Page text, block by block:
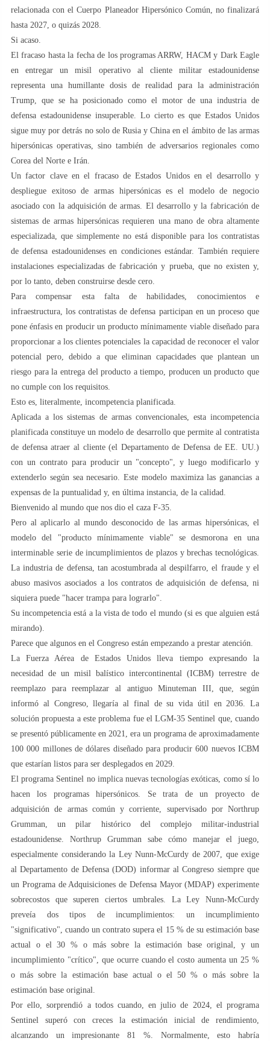
relacionada con el Cuerpo Planeador Hipersónico Común, no finalizará
hasta 2027, o quizás 2028.
Si acaso.
El fracaso hasta la fecha de los programas ARRW, HACM y Dark Eagle
en entregar un misil operativo al cliente militar estadounidense
representa una humillante dosis de realidad para la administración
Trump, que se ha posicionado como el motor de una industria de
defensa estadounidense insuperable. Lo cierto es que Estados Unidos
sigue muy por detrás no solo de Rusia y China en el ámbito de las armas
hipersónicas operativas, sino también de adversarios regionales como
Corea del Norte e Irán.
Un factor clave en el fracaso de Estados Unidos en el desarrollo y
despliegue exitoso de armas hipersónicas es el modelo de negocio
asociado con la adquisición de armas. El desarrollo y la fabricación de
sistemas de armas hipersónicas requieren una mano de obra altamente
especializada, que simplemente no está disponible para los contratistas
de defensa estadounidenses en condiciones estándar. También requiere
instalaciones especializadas de fabricación y prueba, que no existen y,
por lo tanto, deben construirse desde cero.
Para compensar esta falta de habilidades, conocimientos e
infraestructura, los contratistas de defensa participan en un proceso que
pone énfasis en producir un producto mínimamente viable diseñado para
proporcionar a los clientes potenciales la capacidad de reconocer el valor
potencial pero, debido a que eliminan capacidades que plantean un
riesgo para la entrega del producto a tiempo, producen un producto que
no cumple con los requisitos.
Esto es, literalmente, incompetencia planificada.
Aplicada a los sistemas de armas convencionales, esta incompetencia
planificada constituye un modelo de desarrollo que permite al contratista
de defensa atraer al cliente (el Departamento de Defensa de EE. UU.)
con un contrato para producir un "concepto", y luego modificarlo y
extenderlo según sea necesario. Este modelo maximiza las ganancias a
expensas de la puntualidad y, en última instancia, de la calidad.
Bienvenido al mundo que nos dio el caza F-35.
Pero al aplicarlo al mundo desconocido de las armas hipersónicas, el
modelo del "producto mínimamente viable" se desmorona en una
interminable serie de incumplimientos de plazos y brechas tecnológicas.
La industria de defensa, tan acostumbrada al despilfarro, el fraude y el
abuso masivos asociados a los contratos de adquisición de defensa, ni
siquiera puede "hacer trampa para lograrlo".
Su incompetencia está a la vista de todo el mundo (si es que alguien está
mirando).
Parece que algunos en el Congreso están empezando a prestar atención.
La Fuerza Aérea de Estados Unidos lleva tiempo expresando la
necesidad de un misil balístico intercontinental (ICBM) terrestre de
reemplazo para reemplazar al antiguo Minuteman III, que, según
informó al Congreso, llegaría al final de su vida útil en 2036. La
solución propuesta a este problema fue el LGM-35 Sentinel que, cuando
se presentó públicamente en 2021, era un programa de aproximadamente
100 000 millones de dólares diseñado para producir 600 nuevos ICBM
que estarían listos para ser desplegados en 2029.
El programa Sentinel no implica nuevas tecnologías exóticas, como sí lo
hacen los programas hipersónicos. Se trata de un proyecto de
adquisición de armas común y corriente, supervisado por Northrup
Grumman, un pilar histórico del complejo militar-industrial
estadounidense. Northrup Grumman sabe cómo manejar el juego,
especialmente considerando la Ley Nunn-McCurdy de 2007, que exige
al Departamento de Defensa (DOD) informar al Congreso siempre que
un Programa de Adquisiciones de Defensa Mayor (MDAP) experimente
sobrecostos que superen ciertos umbrales. La Ley Nunn-McCurdy
preveía dos tipos de incumplimientos: un incumplimiento
"significativo", cuando un contrato supera el 15 % de su estimación base
actual o el 30 % o más sobre la estimación base original, y un
incumplimiento "crítico", que ocurre cuando el costo aumenta un 25 %
o más sobre la estimación base actual o el 50 % o más sobre la
estimación base original.
Por ello, sorprendió a todos cuando, en julio de 2024, el programa
Sentinel superó con creces la estimación inicial de rendimiento,
alcanzando un impresionante 81 %. Normalmente, esto habría